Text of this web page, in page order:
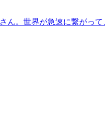
ん。世界が急速に繋がっ